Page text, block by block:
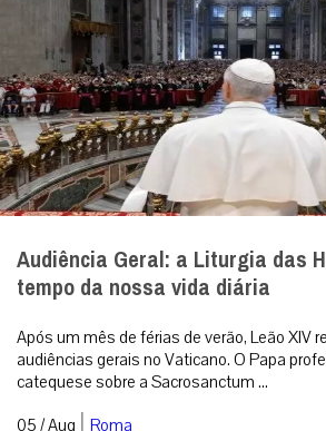
Audiência Geral: a Liturgia das
tempo da nossa vida diária
Após um mês de férias de verão, Leão XIV
audiências gerais no Vaticano. O Papa
catequese sobre a Sacrosanctum ...
05 / Aug | Roma